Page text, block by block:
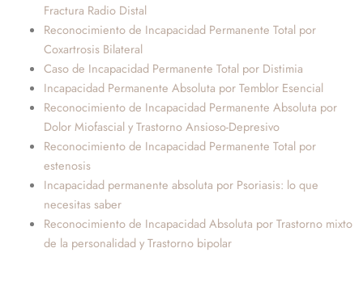
Fractura Radio Distal
Reconocimiento de Incapacidad Permanente Total por
Coxartrosis Bilateral
Caso de Incapacidad Permanente Total por Distimia
Incapacidad Permanente Absoluta por Temblor Esencial
Reconocimiento de Incapacidad Permanente Absoluta por
Dolor Miofascial y Trastorno Ansioso-Depresivo
Reconocimiento de Incapacidad Permanente Total por
estenosis
Incapacidad permanente absoluta por Psoriasis: lo que
necesitas saber
Reconocimiento de Incapacidad Absoluta por Trastorno mixto
de la personalidad y Trastorno bipolar